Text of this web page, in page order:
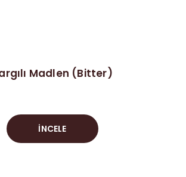
Madlen (Bitter)
İNCELE